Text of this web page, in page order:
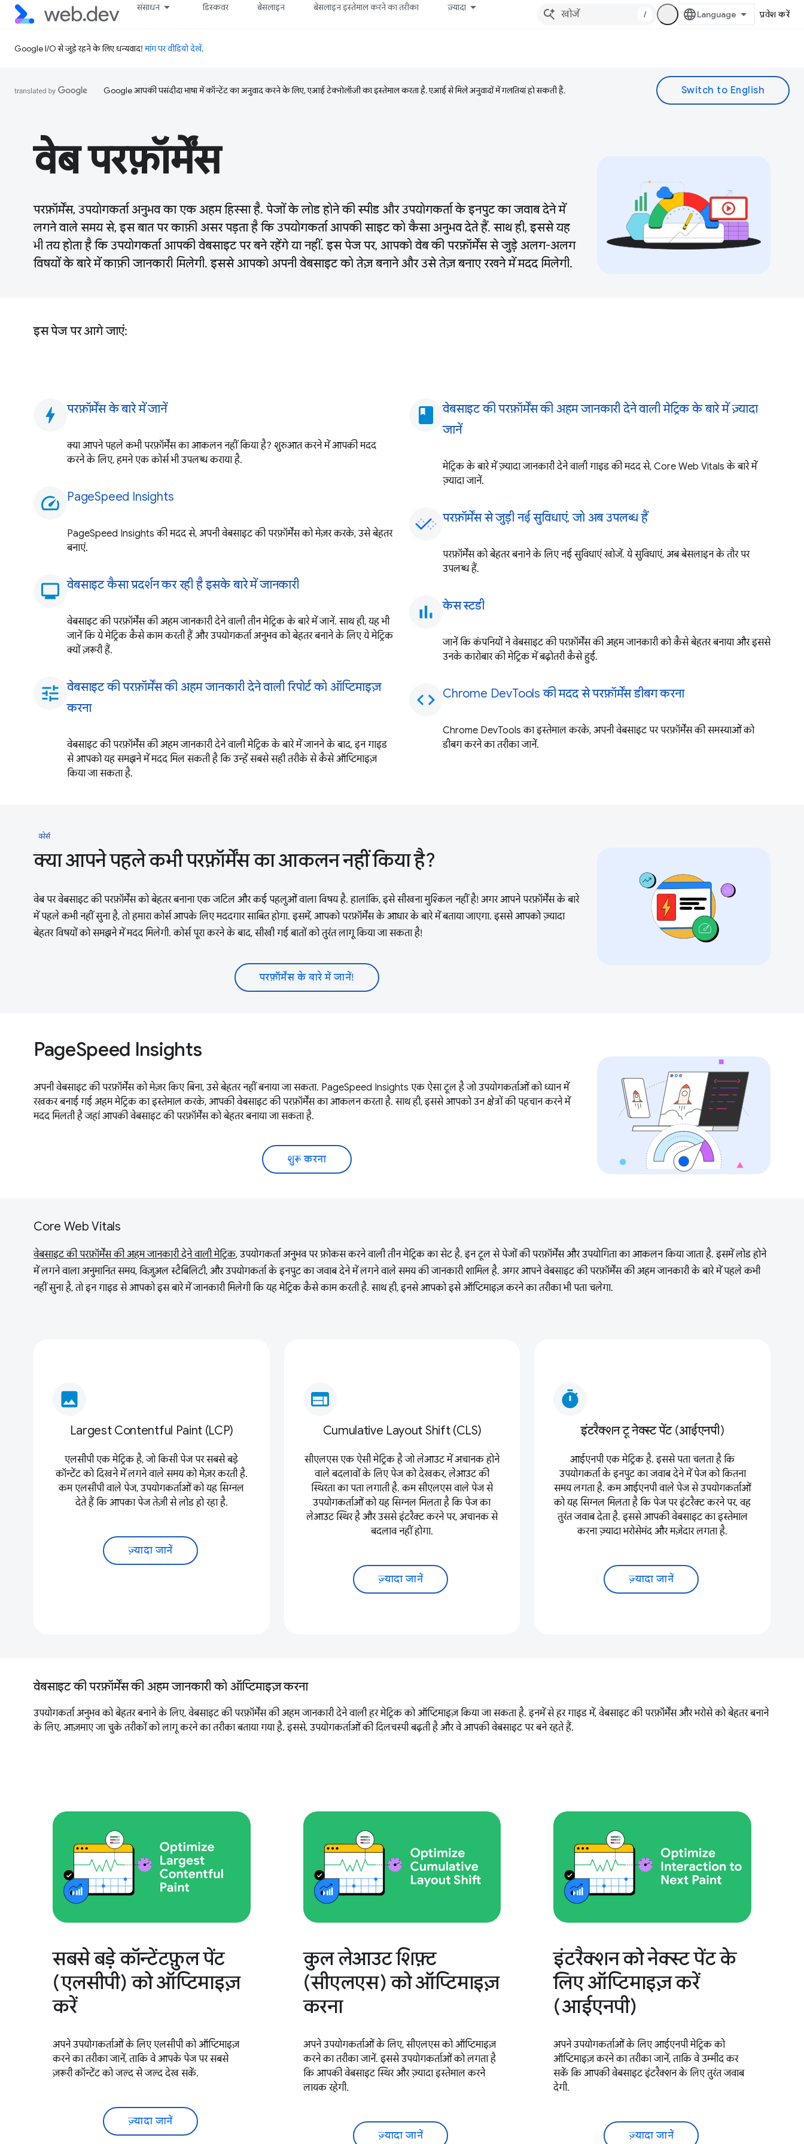
संसाधन डिस्कवर बेसलाइन बेसलाइन इस्तेमाल करने का तरीका ज़्यादा
/ प्रवेश करें
Google I/O से जुड़े रहने के लिए धन्यवाद!मांग पर वीडियो देखें.
Google आपकी पसंदीदा भाषा में कॉन्टेंट का अनुवाद करने के लिए, एआई टेक्नोलॉजी का इस्तेमाल करता है. एआई से मिले अनुवादों में गलतियां हो सकती हैं.
वेब परफ़ॉर्मेंस
परफ़ॉर्मेंस, उपयोगकर्ता अनुभव का एक अहम हिस्सा है. पेजों के लोड होने की स्पीड और उपयोगकर्ता के इनपुट का जवाब देने में
लगने वाले समय से, इस बात पर काफ़ी असर पड़ता है कि उपयोगकर्ता आपकी साइट को कैसा अनुभव देते हैं. साथ ही, इससे यह
भी तय होता है कि उपयोगकर्ता आपकी वेबसाइट पर बने रहेंगे या नहीं. इस पेज पर, आपको वेब की परफ़ॉर्मेंस से जुड़े अलग-अलग
विषयों के बारे में काफ़ी जानकारी मिलेगी. इससे आपको अपनी वेबसाइट को तेज़ बनाने और उसे तेज़ बनाए रखने में मदद मिलेगी.
इस पेज पर आगे जाएं:
bolt परफ़ॉर्मेंस के बारे में जानें
क्या आपने पहले कभी परफ़ॉर्मेंस का आकलन नहीं किया है? शुरुआत करने में आपकी मदद
करने के लिए, हमने एक कोर्स भी उपलब्ध कराया है.
speed PageSpeed Insights
PageSpeed Insights की मदद से, अपनी वेबसाइट की परफ़ॉर्मेंस को मेज़र करके, उसे बेहतर
बनाएं.
monitoring
वेबसाइट कैसा प्रदर्शन कर रही है इसके बारे में जानकारी
वेबसाइट की परफ़ॉर्मेंस की अहम जानकारी देने वाली तीन मेट्रिक के बारे में जानें. साथ ही, यह भी
जानें कि ये मेट्रिक कैसे काम करती हैं और उपयोगकर्ता अनुभव को बेहतर बनाने के लिए ये मेट्रिक
क्यों ज़रूरी हैं.
tune वेबसाइट की परफ़ॉर्मेंस की अहम जानकारी देने वाली रिपोर्ट को ऑप्टिमाइज़
करना
वेबसाइट की परफ़ॉर्मेंस की अहम जानकारी देने वाली मेट्रिक के बारे में जानने के बाद, इन गाइड
से आपको यह समझने में मदद मिल सकती है कि उन्हें सबसे सही तरीके से कैसे ऑप्टिमाइज़
किया जा सकता है.
book
वेबसाइट की परफ़ॉर्मेंस की अहम जानकारी देने वाली मेट्रिक के बारे में ज़्यादा
जानें
मेट्रिक के बारे में ज़्यादा जानकारी देने वाली गाइड की मदद से, Core Web Vitals के बारे में
ज़्यादा जानें.
परफ़ॉर्मेंस से जुड़ी नई सुविधाएं, जो अब उपलब्ध हैं
परफ़ॉर्मेंस को बेहतर बनाने के लिए नई सुविधाएं खोजें. ये सुविधाएं, अब बेसलाइन के तौर पर
उपलब्ध हैं.
bar_chart केस स्टडी
जानें कि कंपनियों ने वेबसाइट की परफ़ॉर्मेंस की अहम जानकारी को कैसे बेहतर बनाया और इससे
उनके कारोबार की मेट्रिक में बढ़ोतरी कैसे हुई.
code Chrome DevTools की मदद से परफ़ॉर्मेंस डीबग करना
Chrome DevTools का इस्तेमाल करके, अपनी वेबसाइट पर परफ़ॉर्मेंस की समस्याओं को
डीबग करने का तरीका जानें.
कोर्स
क्या आपने पहले कभी परफ़ॉर्मेंस का आकलन नहीं किया है?
वेब पर वेबसाइट की परफ़ॉर्मेंस को बेहतर बनाना एक जटिल और कई पहलुओं वाला विषय है. हालांकि, इसे सीखना मुश्किल नहीं है! अगर आपने परफ़ॉर्मेंस के बारे
में पहले कभी नहीं सुना है, तो हमारा कोर्स आपके लिए मददगार साबित होगा. इसमें, आपको परफ़ॉर्मेंस के आधार के बारे में बताया जाएगा. इससे आपको ज़्यादा
बेहतर विषयों को समझने में मदद मिलेगी. कोर्स पूरा करने के बाद, सीखी गई बातों को तुरंत लागू किया जा सकता है!
परफ़ॉर्मेंस के बारे में जानें!
PageSpeed Insights
अपनी वेबसाइट की परफ़ॉर्मेंस को मेज़र किए बिना, उसे बेहतर नहीं बनाया जा सकता. PageSpeed Insights एक ऐसा टूल है जो उपयोगकर्ताओं को ध्यान में
रखकर बनाई गई अहम मेट्रिक का इस्तेमाल करके, आपकी वेबसाइट की परफ़ॉर्मेंस का आकलन करता है. साथ ही, इससे आपको उन क्षेत्रों की पहचान करने में
मदद मिलती है जहां आपकी वेबसाइट की परफ़ॉर्मेंस को बेहतर बनाया जा सकता है.
शुरू करना
Core Web Vitals
वेबसाइट की परफ़ॉर्मेंस की अहम जानकारी देने वाली मेट्रिक, उपयोगकर्ता अनुभव पर फ़ोकस करने वाली तीन मेट्रिक का सेट है. इन टूल से पेजों की परफ़ॉर्मेंस और उपयोगिता का आकलन किया जाता है. इसमें लोड होने
में लगने वाला अनुमानित समय, विज़ुअल स्टैबिलिटी, और उपयोगकर्ता के इनपुट का जवाब देने में लगने वाले समय की जानकारी शामिल है. अगर आपने वेबसाइट की परफ़ॉर्मेंस की अहम जानकारी के बारे में पहले कभी
नहीं सुना है, तो इन गाइड से आपको इस बारे में जानकारी मिलेगी कि यह मेट्रिक कैसे काम करती है. साथ ही, इनसे आपको इसे ऑप्टिमाइज़ करने का तरीका भी पता चलेगा.
image
Largest Contentful Paint (LCP)
एलसीपी एक मेट्रिक है, जो किसी पेज पर सबसे बड़े
कॉन्टेंट को दिखने में लगने वाले समय को मेज़र करती है.
कम एलसीपी वाले पेज, उपयोगकर्ताओं को यह सिग्नल
देते हैं कि आपका पेज तेज़ी से लोड हो रहा है.
ज़्यादा जानें
web
Cumulative Layout Shift (CLS)
सीएलएस एक ऐसी मेट्रिक है जो लेआउट में अचानक होने
वाले बदलावों के लिए पेज को देखकर, लेआउट की
स्थिरता का पता लगाती है. कम सीएलएस वाले पेज से
उपयोगकर्ताओं को यह सिग्नल मिलता है कि पेज का
लेआउट स्थिर है और उससे इंटरैक्ट करने पर, अचानक से
बदलाव नहीं होगा.
ज़्यादा जानें
timer
इंटरैक्शन टू नेक्स्ट पेंट (आईएनपी)
आईएनपी एक मेट्रिक है. इससे पता चलता है कि
उपयोगकर्ता के इनपुट का जवाब देने में पेज को कितना
समय लगता है. कम आईएनपी वाले पेज से उपयोगकर्ताओं
को यह सिग्नल मिलता है कि पेज पर इंटरैक्ट करने पर, वह
तुरंत जवाब देता है. इससे आपकी वेबसाइट का इस्तेमाल
करना ज़्यादा भरोसेमंद और मज़ेदार लगता है.
ज़्यादा जानें
वेबसाइट की परफ़ॉर्मेंस की अहम जानकारी को ऑप्टिमाइज़ करना
उपयोगकर्ता अनुभव को बेहतर बनाने के लिए, वेबसाइट की परफ़ॉर्मेंस की अहम जानकारी देने वाली हर मेट्रिक को ऑप्टिमाइज़ किया जा सकता है. इनमें से हर गाइड में, वेबसाइट की परफ़ॉर्मेंस और भरोसे को बेहतर बनाने
के लिए, आज़माए जा चुके तरीकों को लागू करने का तरीका बताया गया है. इससे, उपयोगकर्ताओं की दिलचस्पी बढ़ती है और वे आपकी वेबसाइट पर बने रहते हैं.
सबसे बड़े कॉन्टेंटफ़ुल पेंट
(एलसीपी) को ऑप्टिमाइज़
करें
अपने उपयोगकर्ताओं के लिए एलसीपी को ऑप्टिमाइज़
करने का तरीका जानें, ताकि वे आपके पेज पर सबसे
ज़रूरी कॉन्टेंट को जल्द से जल्द देख सकें.
ज़्यादा जानें
कुल लेआउट शिफ़्ट
(सीएलएस) को ऑप्टिमाइज़
करना
अपने उपयोगकर्ताओं के लिए, सीएलएस को ऑप्टिमाइज़
करने का तरीका जानें. इससे उपयोगकर्ताओं को लगता है
कि आपकी वेबसाइट स्थिर और ज़्यादा इस्तेमाल करने
लायक रहेगी.
ज़्यादा जानें
इंटरैक्शन को नेक्स्ट पेंट के
लिए ऑप्टिमाइज़ करें
(आईएनपी)
अपने उपयोगकर्ताओं के लिए आईएनपी मेट्रिक को
ऑप्टिमाइज़ करने का तरीका जानें, ताकि वे उम्मीद कर
सकें कि आपकी वेबसाइट इंटरैक्शन के लिए तुरंत जवाब
देगी.
ज़्यादा जानें